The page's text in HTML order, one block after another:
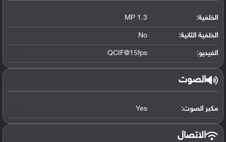
الخلفية: 1.3 MP
الخلفية الثانية: No
الفيديو: QCIF@15fps
الصوت
مكبر الصوت: Yes
الاتصال